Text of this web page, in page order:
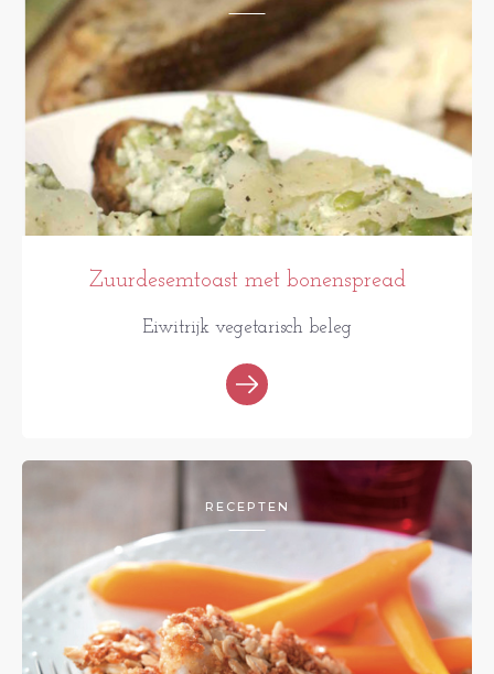
Zuurdesemtoast met bonenspread
Eiwitrijk vegetarisch beleg
RECEPTEN